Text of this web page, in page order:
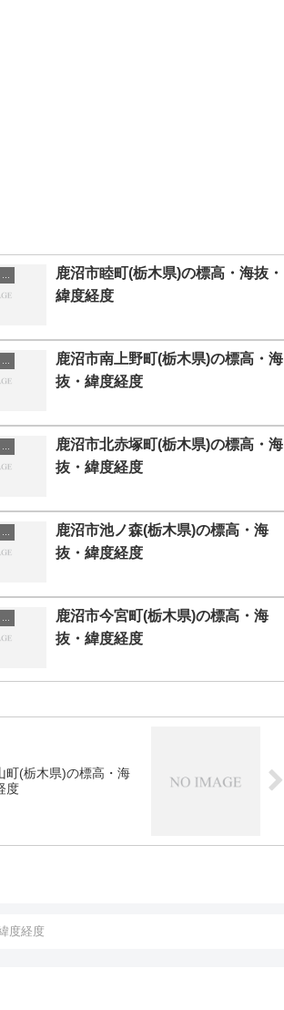
鹿沼市睦町(栃木県)の標高・海抜・
緯度経度
鹿沼市南上野町(栃木県)の標高・海
抜・緯度経度
鹿沼市北赤塚町(栃木県)の標高・海
抜・緯度経度
鹿沼市池ノ森(栃木県)の標高・海
抜・緯度経度
鹿沼市今宮町(栃木県)の標高・海
抜・緯度経度
町(栃木県)の標高・海
度
度経度